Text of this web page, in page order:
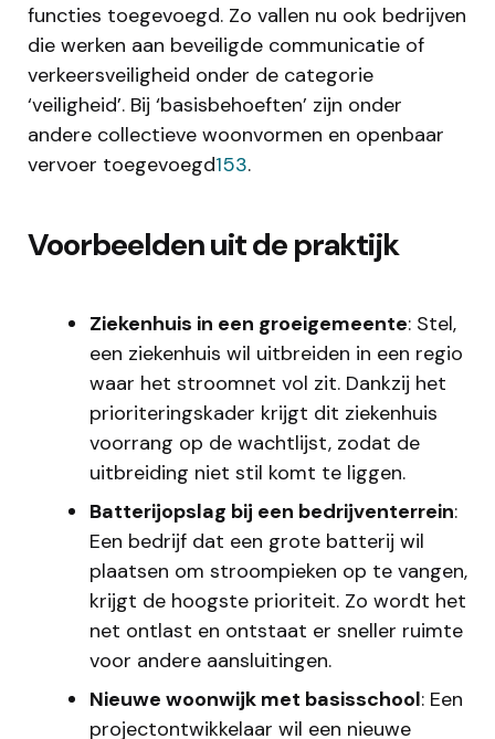
functies toegevoegd. Zo vallen nu ook bedrijven
die werken aan beveiligde communicatie of
verkeersveiligheid onder de categorie
‘veiligheid’. Bij ‘basisbehoeften’ zijn onder
andere collectieve woonvormen en openbaar
vervoer toegevoegd153.
Voorbeelden uit de praktijk
Ziekenhuis in een groeigemeente: Stel,
een ziekenhuis wil uitbreiden in een regio
waar het stroomnet vol zit. Dankzij het
prioriteringskader krijgt dit ziekenhuis
voorrang op de wachtlijst, zodat de
uitbreiding niet stil komt te liggen.
Batterijopslag bij een bedrijventerrein:
Een bedrijf dat een grote batterij wil
plaatsen om stroompieken op te vangen,
krijgt de hoogste prioriteit. Zo wordt het
net ontlast en ontstaat er sneller ruimte
voor andere aansluitingen.
Nieuwe woonwijk met basisschool: Een
projectontwikkelaar wil een nieuwe